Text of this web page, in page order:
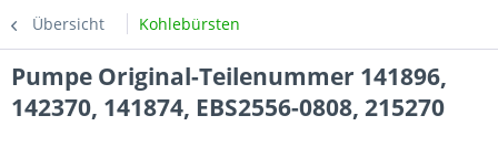
Übersicht Kohlebürsten
Pumpe Original-Teilenummer 141896,
142370, 141874, EBS2556-0808, 215270